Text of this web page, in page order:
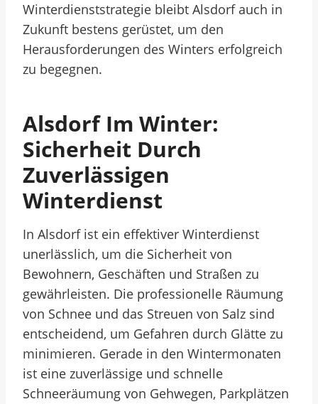
Winterdienststrategie bleibt Alsdorf auch in
Zukunft bestens gerüstet, um den
Herausforderungen des Winters erfolgreich
zu begegnen.
Alsdorf Im Winter:
Sicherheit Durch
Zuverlässigen
Winterdienst
In Alsdorf ist ein effektiver Winterdienst
unerlässlich, um die Sicherheit von
Bewohnern, Geschäften und Straßen zu
gewährleisten. Die professionelle Räumung
von Schnee und das Streuen von Salz sind
entscheidend, um Gefahren durch Glätte zu
minimieren. Gerade in den Wintermonaten
ist eine zuverlässige und schnelle
Schneeräumung von Gehwegen, Parkplätzen